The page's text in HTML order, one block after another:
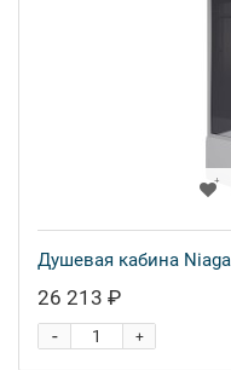
Душевая кабина
26 213 ₽
+
-